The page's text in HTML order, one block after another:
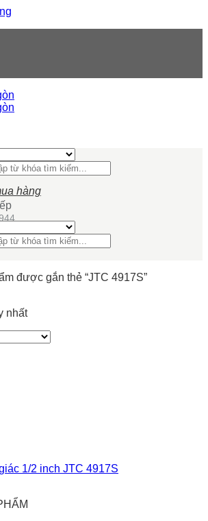
hàng
được gắn thẻ “JTC 4917S”
nhất
1/2 inch JTC 4917S